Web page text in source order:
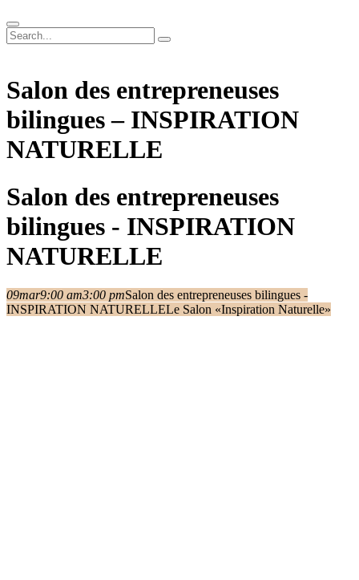
Salon des entrepreneuses
bilingues – INSPIRATION
NATURELLE
Salon des entrepreneuses
bilingues - INSPIRATION
NATURELLE
09mar9:00 am3:00 pmSalon des entrepreneuses bilingues -
INSPIRATION NATURELLELe Salon «Inspiration Naturelle»